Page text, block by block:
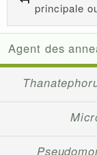
principale
Agent des